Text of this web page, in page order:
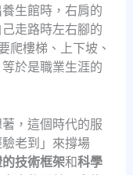
生館時，右肩的
走路時左右腳的
爬樓梯、上下坡、
於是職業生涯的
，這個時代的服
老到」來撐場
技術框架和科學